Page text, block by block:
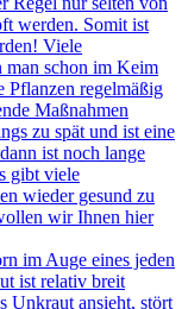
werden. Somit ist
Viele
man schon im Keim
Pflanzen regelmäßig
Maßnahmen
zu spät und ist eine
ist noch lange
gibt viele
wieder gesund zu
wir Ihnen hier
im Auge eines jeden
ist relativ breit
Unkraut ansieht, stört